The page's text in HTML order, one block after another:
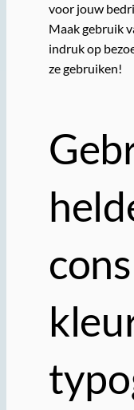
voor jouw
Maak gebruik
indruk op
ze gebruiken!